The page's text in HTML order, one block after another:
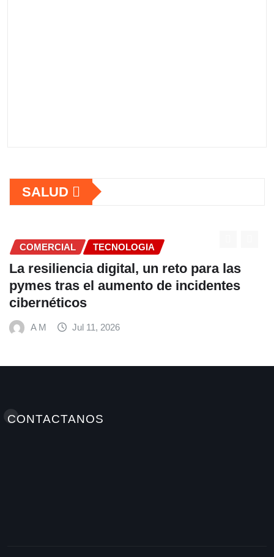
SALUD
COMERCIAL
Fundación Ficohsa fortalece la
alimentación escolar y promueve
hábitos saludables junto al
Mundial de Alimentos y Nestlé